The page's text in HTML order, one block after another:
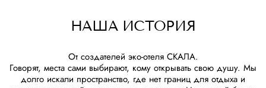
НАША ИСТОРИЯ
От создателей эко-отеля СКАЛА.
Говорят, места сами выбирают, кому открывать свою душу. Мы
долго искали пространство, где нет границ для отдыха и